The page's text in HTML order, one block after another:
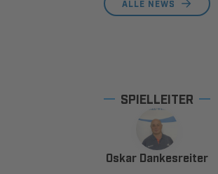
ALLE NEWS
SPIELLEITER
Oskar Dankesreiter